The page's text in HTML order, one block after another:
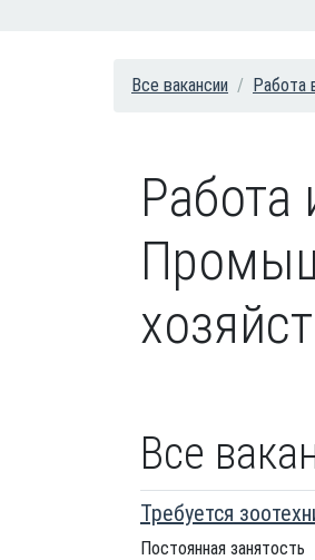
Все вакансии Работа
Работа
Все
Требуется
Постоянная занятость